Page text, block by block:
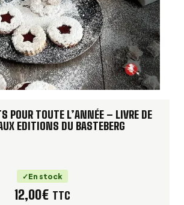
POUR TOUTE L’ANNÉE – LIVRE DE
EDITIONS DU BASTEBERG
En stock
12,00€ TTC